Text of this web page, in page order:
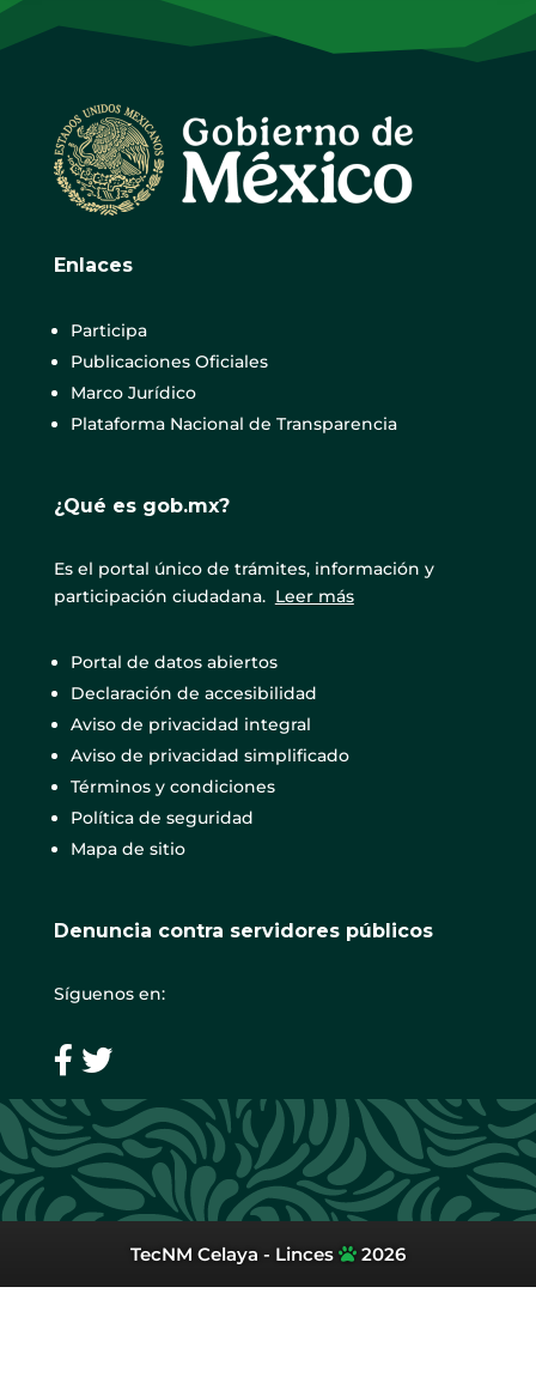
Enlaces
Participa
Publicaciones Oficiales
Marco Jurídico
Plataforma Nacional de Transparencia
¿Qué es gob.mx?
Es el portal único de trámites, información y
participación ciudadana. Leer más
Portal de datos abiertos
Declaración de accesibilidad
Aviso de privacidad integral
Aviso de privacidad simplificado
Términos y condiciones
Política de seguridad
Mapa de sitio
Denuncia contra servidores públicos
Síguenos en:
TecNM Celaya - Linces 2026